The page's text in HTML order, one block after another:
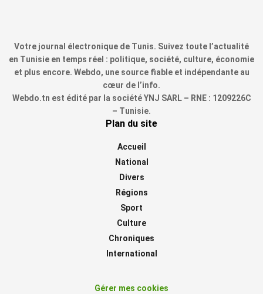
Votre journal électronique de Tunis. Suivez toute l’actualité
en Tunisie en temps réel : politique, société, culture, économie
et plus encore. Webdo, une source fiable et indépendante au
cœur de l’info.
Webdo.tn est édité par la société YNJ SARL – RNE : 1209226C
– Tunisie.
Plan du site
Accueil
National
Divers
Régions
Sport
Culture
Chroniques
International
Gérer mes cookies